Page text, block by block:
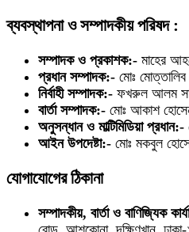
ব্যবস্থাপনা ও সম্পাদকীয় পরিষদ :
সম্পাদক ও প্রকাশক:- মাহের
প্রধান সম্পাদক:- মোঃ
নির্বাহী সম্পাদক:- ফখরুল আলম
বার্তা সম্পাদক:- মোঃ আকাশ
অনুসন্ধান ও মাল্টিমিডিয়া প্রধান:-
আইন উপদেষ্টা:- মোঃ মকবুল
যোগাযোগের ঠিকানা
সম্পাদকীয়, বার্তা ও বাণিজ্যিক